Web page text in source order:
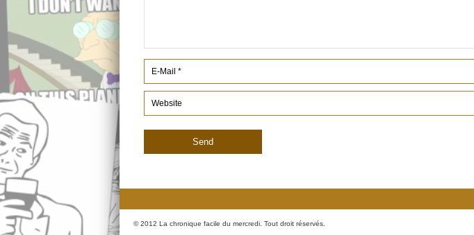
© 2012 La chronique facile du mercredi. Tout droit réservés.